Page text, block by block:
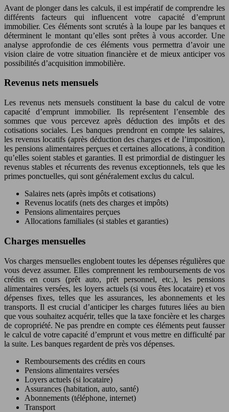
Avant de plonger dans les calculs, il est impératif de comprendre les
différents facteurs qui influencent votre capacité d’emprunt
immobilier. Ces éléments sont scrutés à la loupe par les banques et
déterminent le montant qu’elles sont prêtes à vous accorder. Une
analyse approfondie de ces éléments vous permettra d’avoir une
vision claire de votre situation financière et de mieux anticiper vos
possibilités d’acquisition immobilière.
Revenus nets mensuels
Les revenus nets mensuels constituent la base du calcul de votre
capacité d’emprunt immobilier. Ils représentent l’ensemble des
sommes que vous percevez après déduction des impôts et des
cotisations sociales. Les banques prendront en compte les salaires,
les revenus locatifs (après déduction des charges et de l’imposition),
les pensions alimentaires perçues et certaines allocations, à condition
qu’elles soient stables et garanties. Il est primordial de distinguer les
revenus stables et récurrents des revenus exceptionnels, tels que les
primes ponctuelles, qui sont généralement exclus du calcul.
Salaires nets (après impôts et cotisations)
Revenus locatifs (nets des charges et impôts)
Pensions alimentaires perçues
Allocations familiales (si stables et garanties)
Charges mensuelles
Vos charges mensuelles englobent toutes les dépenses régulières que
vous devez assumer. Elles comprennent les remboursements de vos
crédits en cours (prêt auto, prêt personnel, etc.), les pensions
alimentaires versées, les loyers actuels (si vous êtes locataire) et vos
dépenses fixes, telles que les assurances, les abonnements et les
transports. Il est crucial d’anticiper les charges futures liées au bien
que vous souhaitez acquérir, telles que la taxe foncière et les charges
de copropriété. Ne pas prendre en compte ces éléments peut fausser
le calcul de votre capacité d’emprunt et vous mettre en difficulté par
la suite. Les banques regardent de près vos dépenses.
Remboursements des crédits en cours
Pensions alimentaires versées
Loyers actuels (si locataire)
Assurances (habitation, auto, santé)
Abonnements (téléphone, internet)
Transport